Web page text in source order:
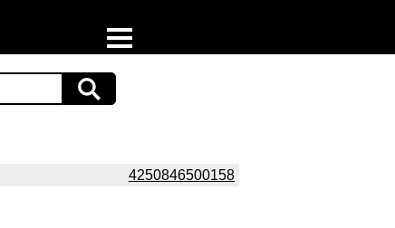
4250846500158